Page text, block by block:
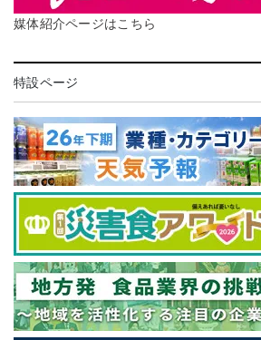
媒体紹介ページはこちら
特設ページ